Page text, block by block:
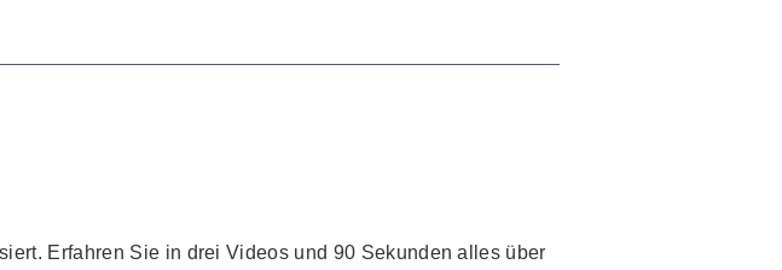
Erfahren Sie in drei Videos und 90 Sekunden alles über